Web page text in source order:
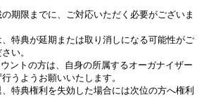
期限までに、ご対応いただく必要がございま
特典が延期または取り消しになる可能性がご
い。
ントの方は、自身の所属するオーガナイザー
うようお願いいたします。
特典権利を失効した場合には次位の方へ権利